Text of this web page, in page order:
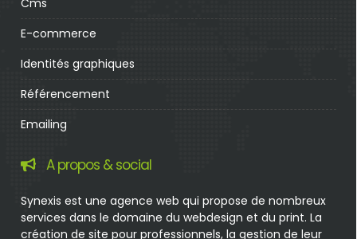
E-commerce
Identités graphiques
Référencement
Emailing
A propos & social
Synexis est une agence web qui propose de nombreux
services dans le domaine du webdesign et du print. La
création de site pour professionnels, la gestion de leur